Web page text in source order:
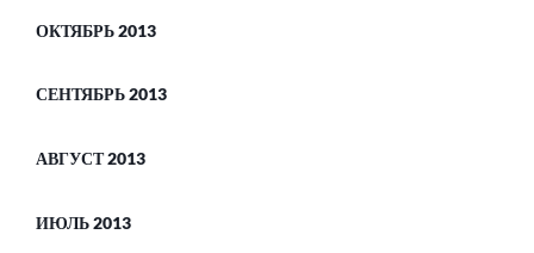
ОКТЯБРЬ 2013
СЕНТЯБРЬ 2013
АВГУСТ 2013
ИЮЛЬ 2013